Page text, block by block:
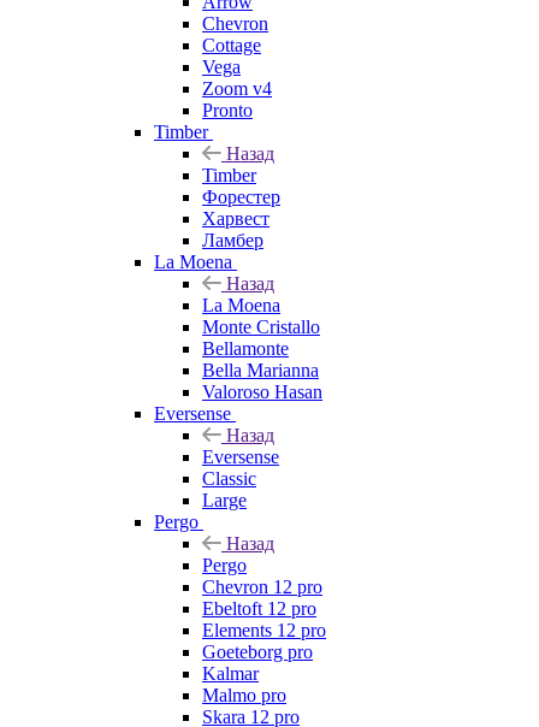
Chevron
Cottage
Vega
Zoom v4
Pronto
Timber
Назад
Timber
Форестер
Харвест
Ламбер
La Moena
Назад
La Moena
Monte Cristallo
Bellamonte
Bella Marianna
Valoroso Hasan
Eversense
Назад
Eversense
Classic
Large
Pergo
Назад
Pergo
Chevron 12 pro
Ebeltoft 12 pro
Elements 12 pro
Goeteborg pro
Kalmar
Malmo pro
Skara 12 pro